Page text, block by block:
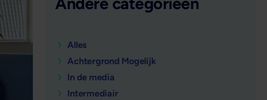
Alles
Achtergrond Mogelijk
In de media
Intermediair